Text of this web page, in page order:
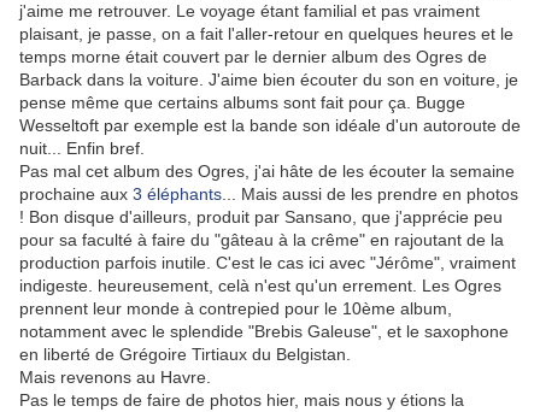
j'aime me retrouver. Le voyage étant familial et pas vraiment
plaisant, je passe, on a fait l'aller-retour en quelques heures et le
temps morne était couvert par le dernier album des Ogres de
Barback dans la voiture. J'aime bien écouter du son en voiture, je
pense même que certains albums sont fait pour ça. Bugge
Wesseltoft par exemple est la bande son idéale d'un autoroute de
nuit... Enfin bref.
Pas mal cet album des Ogres, j'ai hâte de les écouter la semaine
prochaine aux 3 éléphants ... Mais aussi de les prendre en photos
! Bon disque d'ailleurs, produit par Sansano, que j'apprécie peu
pour sa faculté à faire du "gâteau à la crême" en rajoutant de la
production parfois inutile. C'est le cas ici avec "Jérôme", vraiment
indigeste. heureusement, celà n'est qu'un errement. Les Ogres
prennent leur monde à contrepied pour le 10ème album,
notamment avec le splendide "Brebis Galeuse", et le saxophone
en liberté de Grégoire Tirtiaux du Belgistan.
Mais revenons au Havre.
Pas le temps de faire de photos hier, mais nous y étions la